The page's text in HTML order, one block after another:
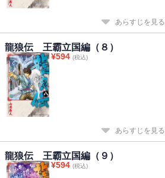
あらすじを見る
龍狼伝 王霸立国編（８）
¥594 (税込)
あらすじを見る
龍狼伝 王霸立国編（９）
¥594 (税込)